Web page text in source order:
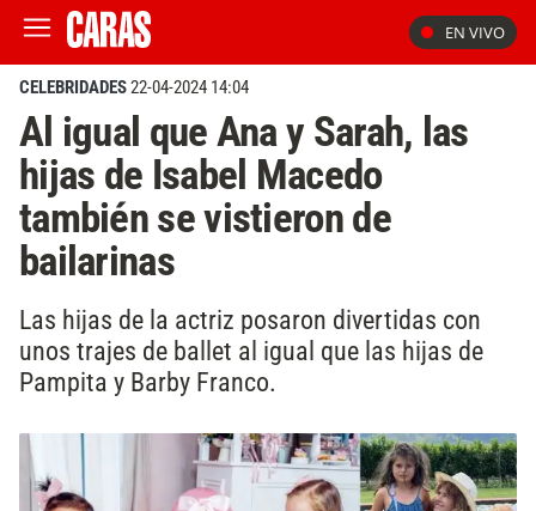
EN VIVO
CELEBRIDADES22-04-2024 14:04
Al igual que Ana y Sarah, las
hijas de Isabel Macedo
también se vistieron de
bailarinas
Las hijas de la actriz posaron divertidas con
unos trajes de ballet al igual que las hijas de
Pampita y Barby Franco.